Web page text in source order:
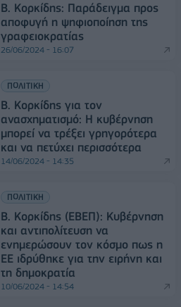
Β. Κορκίδης: Παράδειγμα προς
αποφυγή η ψηφιοποίηση της
γραφειοκρατίας
26/06/2024 - 16:07
ΠΟΛΙΤΙΚΗ
Β. Κορκίδης για τον
ανασχηματισμό: Η κυβέρνηση
μπορεί να τρέξει γρηγορότερα
και να πετύχει περισσότερα
14/06/2024 - 14:35
ΠΟΛΙΤΙΚΗ
Β. Κορκίδης (ΕΒΕΠ): Κυβέρνηση
και αντιπολίτευση να
ενημερώσουν τον κόσμο πως η
ΕΕ ιδρύθηκε για την ειρήνη και
τη δημοκρατία
10/06/2024 - 14:54